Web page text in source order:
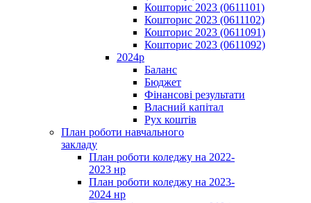
Кошторис 2023 (0611101)
Кошторис 2023 (0611102)
Кошторис 2023 (0611091)
Кошторис 2023 (0611092)
2024р
Баланс
Бюджет
Фінансові результати
Власний капітал
Рух коштів
План роботи навчального
закладу
План роботи коледжу на 2022-
2023 нр
План роботи коледжу на 2023-
2024 нр